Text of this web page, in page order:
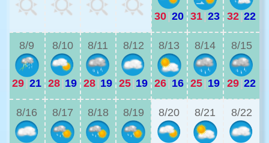
30|20 31|23 32|22
8/9
29|21
8/10
28|19
8/11
28|19
8/12
25|19
8/13
26| 16
8/14
25| 19
8/15
29|22
8/16 8/17 8/18 8/19 8/20 8/21 8/22